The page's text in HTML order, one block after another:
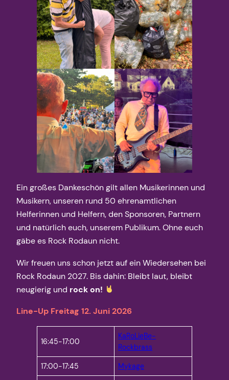
Ein großes Dankeschön gilt allen Musikerinnen und
Musikern, unseren rund 50 ehrenamtlichen
Helferinnen und Helfern, den Sponsoren, Partnern
und natürlich euch, unserem Publikum. Ohne euch
gäbe es Rock Rodaun nicht.
Wir freuen uns schon jetzt auf ein Wiedersehen bei
Rock Rodaun 2027. Bis dahin: Bleibt laut, bleibt
neugierig und rock on!
Line-Up Freitag 12. Juni 2026
16:45-17:00
KaRoLieBe-
Rockbrass
17:00-17:45 Mykage